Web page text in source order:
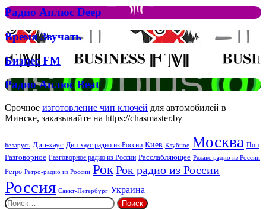
Джона
та
Брітні
Спірс
Рок
Радио
Аплюс
Deep
Радио Аплюс Deep
Время
Звучать
Время Звучать
Бизнес
Бизнес FM
Радио
Аплюс
Beat
Радио Аплюс Beat
Срочное изготовление чип ключей для автомобилей в
Минске, заказывайте на https://chasmaster.by
Беларусь Дип-хаус Дип-хаус радио из России Киев Клубное Москва Поп
Разговорное Разговорное радио из России Расслабляющее Релакс радио из России
Ретро Ретро-радио из России РокРок радио из России
Россия Санкт-Петербург Украина
Найти: